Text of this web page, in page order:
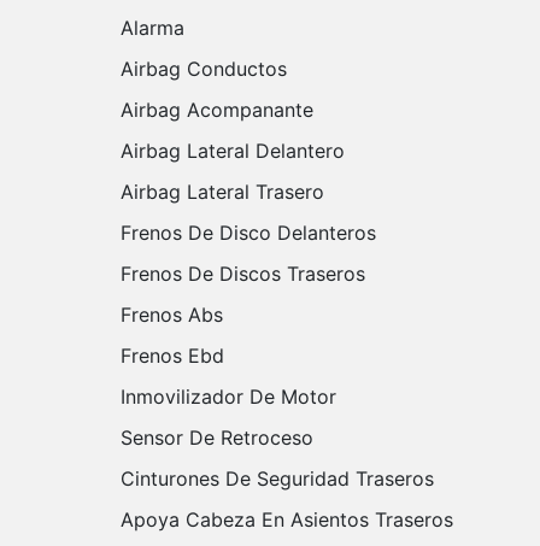
Alarma
Airbag Conductos
Airbag Acompanante
Airbag Lateral Delantero
Airbag Lateral Trasero
Frenos De Disco Delanteros
Frenos De Discos Traseros
Frenos Abs
Frenos Ebd
Inmovilizador De Motor
Sensor De Retroceso
Cinturones De Seguridad Traseros
Apoya Cabeza En Asientos Traseros